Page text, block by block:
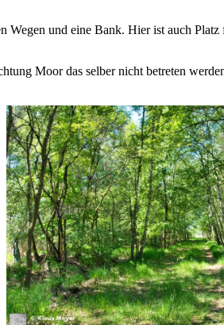
Wegen und eine Bank. Hier ist auch Platz
Moor das selber nicht betreten